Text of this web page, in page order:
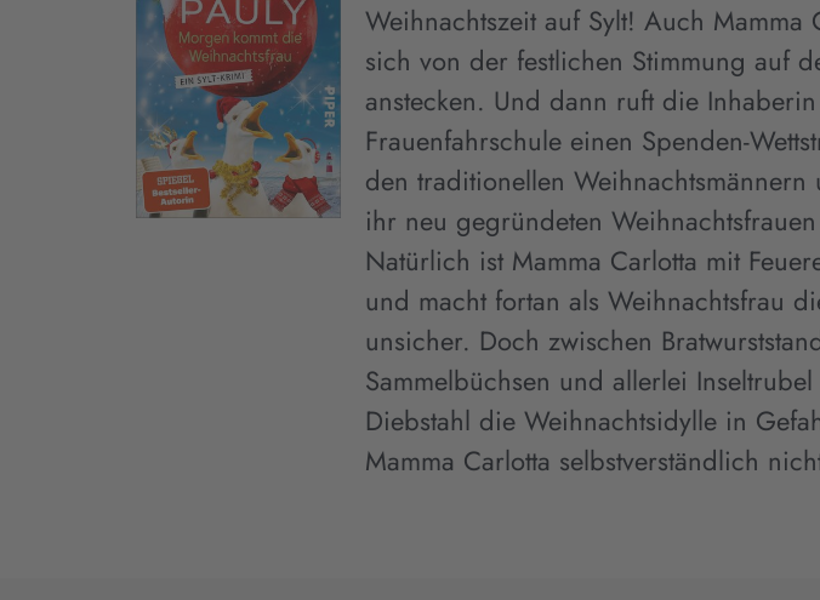
Weihnachtszeit auf Sylt! Auch Mamma
sich von der festlichen Stimmung auf
anstecken. Und dann ruft die
Frauenfahrschule einen Spenden-
den traditionellen Weihnachtsmännern
ihr neu gegründeten
Natürlich ist Mamma Carlotta mit
und macht fortan als Weihnachtsfrau
unsicher. Doch zwischen
Sammelbüchsen und allerlei
Diebstahl die Weihnachtsidylle in
Mamma Carlotta selbstverständlich